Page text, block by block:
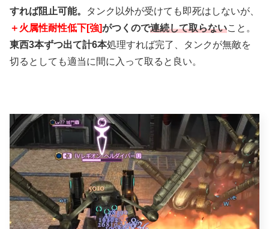
すれば阻止可能。
タンク以外が受けても即死はしないが、
＋火属性耐性低下[強]がつくので連続して取らないこと。
東西3本ずつ出て計6本処理すれば完了、タンクが無敵を
切るとしても適当に間に入って取ると良い。